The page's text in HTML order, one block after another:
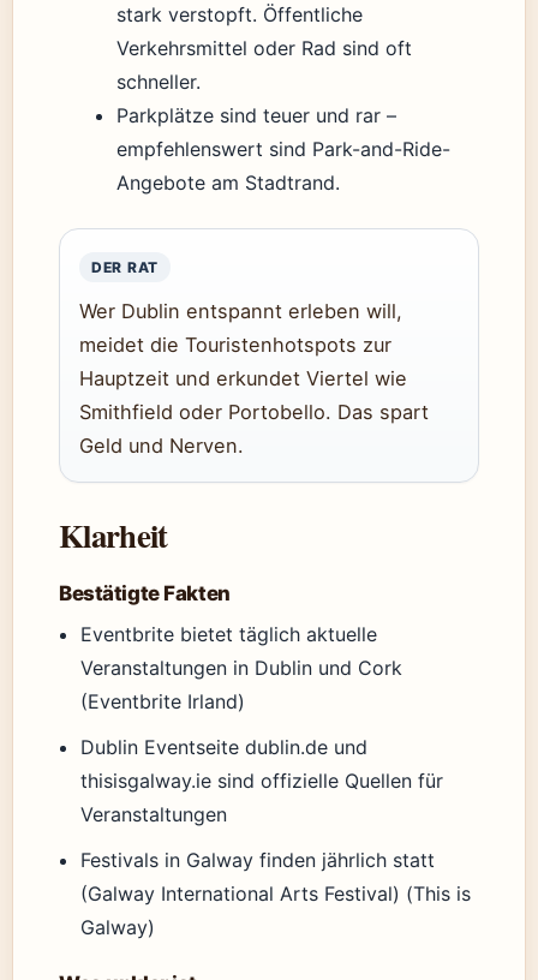
stark verstopft. Öffentliche
Verkehrsmittel oder Rad sind oft
schneller.
Parkplätze sind teuer und rar –
empfehlenswert sind Park-and-Ride-
Angebote am Stadtrand.
DER RAT
Wer Dublin entspannt erleben will,
meidet die Touristenhotspots zur
Hauptzeit und erkundet Viertel wie
Smithfield oder Portobello. Das spart
Geld und Nerven.
Klarheit
Bestätigte Fakten
Eventbrite bietet täglich aktuelle
Veranstaltungen in Dublin und Cork
(Eventbrite Irland)
Dublin Eventseite dublin.de und
thisisgalway.ie sind offizielle Quellen für
Veranstaltungen
Festivals in Galway finden jährlich statt
(Galway International Arts Festival) (This is
Galway)